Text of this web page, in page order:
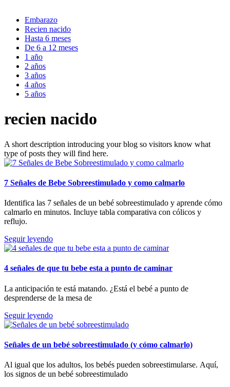
Embarazo
Recien nacido
Hasta 6 meses
De 6 a 12 meses
1 año
2 años
3 años
4 años
5 años
recien nacido
A short description introducing your blog so visitors know what
type of posts they will find here.
7 Señales de Bebe Sobreestimulado y como calmarlo
Identifica las 7 señales de un bebé sobreestimulado y aprende cómo
calmarlo en minutos. Incluye tabla comparativa con cólicos y
reflujo.
Seguir leyendo
4 señales de que tu bebe esta a punto de caminar
La anticipación te está matando. ¿Está el bebé a punto de
desprenderse de la mesa de
Seguir leyendo
Señales de un bebé sobreestimulado (y cómo calmarlo)
Al igual que los adultos, los bebés pueden sobreestimularse. Aquí,
los signos de un bebé sobreestimulado